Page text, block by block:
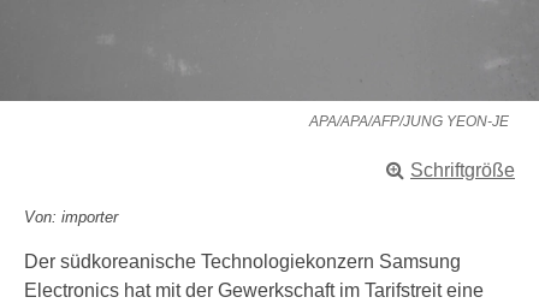
APA/APA/AFP/JUNG YEON-JE
Schriftgröße
Von: importer
Der südkoreanische Technologiekonzern Samsung
Electronics hat mit der Gewerkschaft im Tarifstreit eine